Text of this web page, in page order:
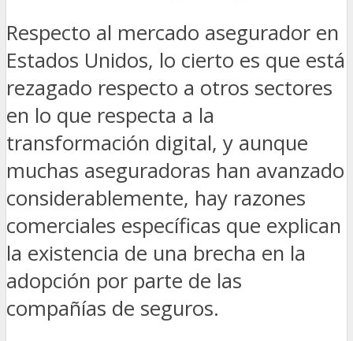
Respecto al mercado asegurador en
Estados Unidos, lo cierto es que está
rezagado respecto a otros sectores
en lo que respecta a la
transformación digital, y aunque
muchas aseguradoras han avanzado
considerablemente, hay razones
comerciales específicas que explican
la existencia de una brecha en la
adopción por parte de las
compañías de seguros.